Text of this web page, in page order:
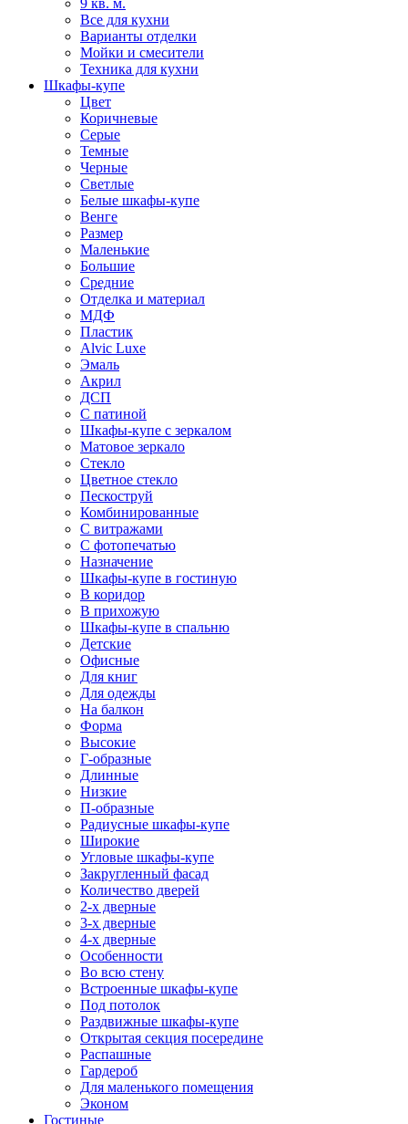
9 кв. м.
Все для кухни
Варианты отделки
Мойки и смесители
Техника для кухни
Шкафы-купе
Цвет
Коричневые
Серые
Темные
Черные
Светлые
Белые шкафы-купе
Венге
Размер
Маленькие
Большие
Средние
Отделка и материал
МДФ
Пластик
Alvic Luxe
Эмаль
Акрил
ДСП
С патиной
Шкафы-купе с зеркалом
Матовое зеркало
Стекло
Цветное стекло
Пескоструй
Комбинированные
С витражами
С фотопечатью
Назначение
Шкафы-купе в гостиную
В коридор
В прихожую
Шкафы-купе в спальню
Детские
Офисные
Для книг
Для одежды
На балкон
Форма
Высокие
Г-образные
Длинные
Низкие
П-образные
Радиусные шкафы-купе
Широкие
Угловые шкафы-купе
Закругленный фасад
Количество дверей
2-х дверные
3-х дверные
4-х дверные
Особенности
Во всю стену
Встроенные шкафы-купе
Под потолок
Раздвижные шкафы-купе
Открытая секция посередине
Распашные
Гардероб
Для маленького помещения
Эконом
Гостиные